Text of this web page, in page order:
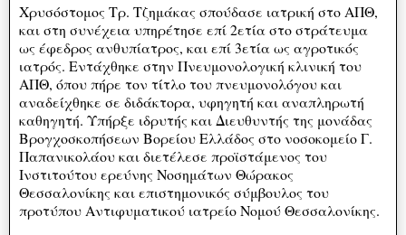
Χρυσόστομος Τρ. Τζημάκας σπούδασε ιατρική στο ΑΠΘ,
και στη συνέχεια υπηρέτησε επί 2ετία στο στράτευμα
ως έφεδρος ανθυπίατρος, και επί 3ετία ως αγροτικός
ιατρός. Εντάχθηκε στην Πνευμονολογική κλινική του
ΑΠΘ, όπου πήρε τον τίτλο του πνευμονολόγου και
αναδείχθηκε σε διδάκτορα, υφηγητή και αναπληρωτή
καθηγητή. Υπήρξε ιδρυτής και Διευθυντής της μονάδας
Βρογχοσκοπήσεων Βορείου Ελλάδος στο νοσοκομείο Γ.
Παπανικολάου και διετέλεσε προϊστάμενος του
Ινστιτούτου ερεύνης Νοσημάτων Θώρακος
Θεσσαλονίκης και επιστημονικός σύμβουλος του
προτύπου Αντιφυματικού ιατρείο Νομού Θεσσαλονίκης.